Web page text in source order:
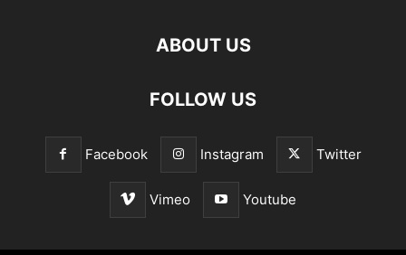
ABOUT US
FOLLOW US
Facebook Instagram Twitter
Vimeo Youtube